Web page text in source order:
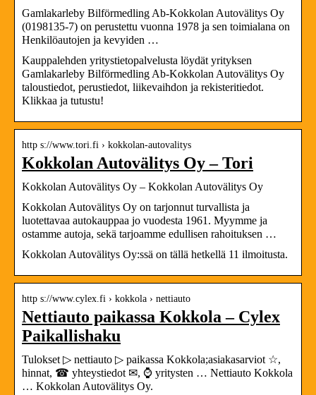
Gamlakarleby Bilförmedling Ab-Kokkolan Autovälitys Oy
(0198135-7) on perustettu vuonna 1978 ja sen toimialana on
Henkilöautojen ja kevyiden …
Kauppalehden yritystietopalvelusta löydät yrityksen
Gamlakarleby Bilförmedling Ab-Kokkolan Autovälitys Oy
taloustiedot, perustiedot, liikevaihdon ja rekisteritiedot.
Klikkaa ja tutustu!
http s://www.tori.fi › kokkolan-autovalitys
Kokkolan Autovälitys Oy – Tori
Kokkolan Autovälitys Oy – Kokkolan Autovälitys Oy
Kokkolan Autovälitys Oy on tarjonnut turvallista ja
luotettavaa autokauppaa jo vuodesta 1961. Myymme ja
ostamme autoja, sekä tarjoamme edullisen rahoituksen …
Kokkolan Autovälitys Oy:ssä on tällä hetkellä 11 ilmoitusta.
http s://www.cylex.fi › kokkola › nettiauto
Nettiauto paikassa Kokkola – Cylex
Paikallishaku
Tulokset ▷ nettiauto ▷ paikassa Kokkola;asiakasarviot ☆,
hinnat, ☎ yhteystiedot ✉, ⌚ yritysten … Nettiauto Kokkola
… Kokkolan Autovälitys Oy.